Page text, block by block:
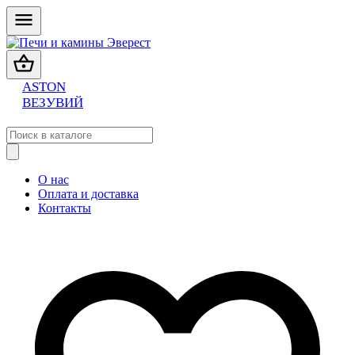
ASTON
ВЕЗУВИЙ
О нас
Оплата и доставка
Контакты